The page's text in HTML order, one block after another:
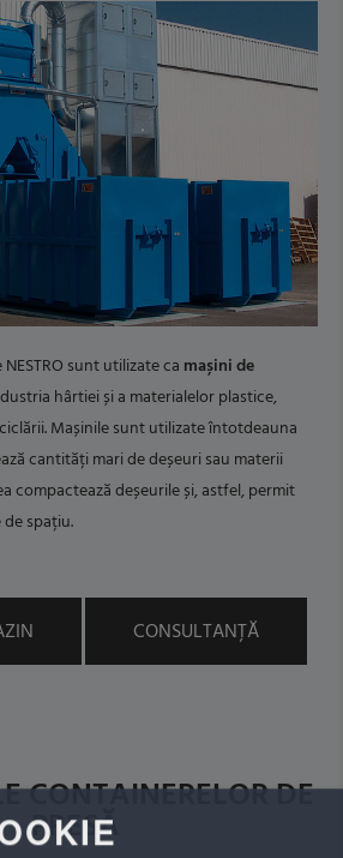
sunt utilizate ca mașini de
hârtiei și a materialelor plastice,
Mașinile sunt utilizate întotdeauna
cantități mari de deșeuri sau materii
compactează deșeurile și, astfel, permit
spațiu.
CONSULTANȚĂ
CONTAINERELOR DE
PRESĂ